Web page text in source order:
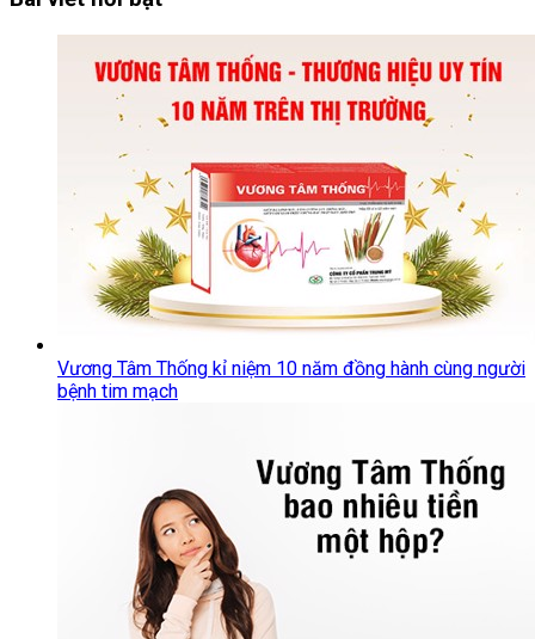
Vương Tâm Thống kỉ niệm 10 năm đồng hành cùng người
bệnh tim mạch